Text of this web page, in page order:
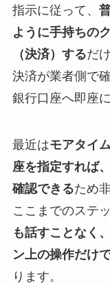
指示に従って、
ように手持ちの
（決済）するだ
決済が業者側で
銀行口座へ即座
最近はモアタイ
座を指定すれば
確認できるため
ここまでのステ
も話すことなく
ン上の操作だけ
ります。